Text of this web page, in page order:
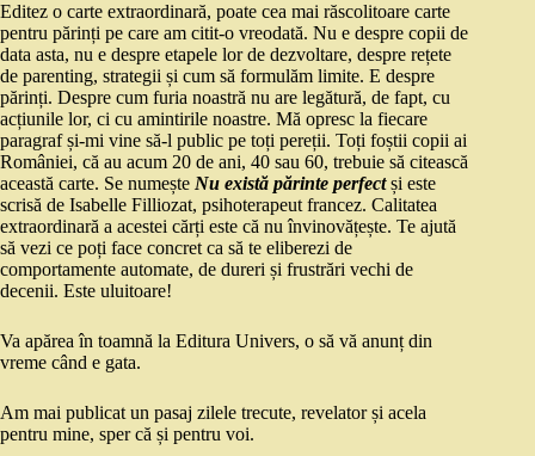
Editez o carte extraordinară, poate cea mai răscolitoare carte
pentru părinți pe care am citit-o vreodată. Nu e despre copii de
data asta, nu e despre etapele lor de dezvoltare, despre rețete
de parenting, strategii și cum să formulăm limite. E despre
părinți. Despre cum furia noastră nu are legătură, de fapt, cu
acțiunile lor, ci cu amintirile noastre. Mă opresc la fiecare
paragraf și-mi vine să-l public pe toți pereții. Toți foștii copii ai
României, că au acum 20 de ani, 40 sau 60, trebuie să citească
această carte. Se numește Nu există părinte perfectși este
scrisă de Isabelle Filliozat, psihoterapeut francez. Calitatea
extraordinară a acestei cărți este că nu învinovățește. Te ajută
să vezi ce poți face concret ca să te eliberezi de
comportamente automate, de dureri și frustrări vechi de
decenii. Este uluitoare!
Va apărea în toamnă la Editura Univers, o să vă anunț din
vreme când e gata.
Am mai publicat un pasaj zilele trecute, revelator și acela
pentru mine, sper că și pentru voi.